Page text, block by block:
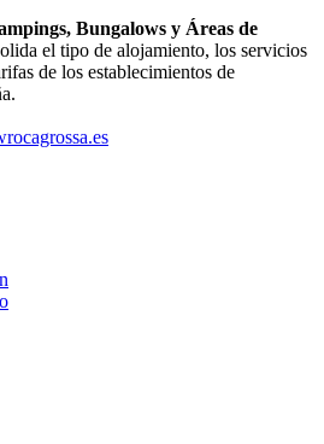
Bungalows y Áreas de
el tipo de alojamiento, los servicios
de los establecimientos de